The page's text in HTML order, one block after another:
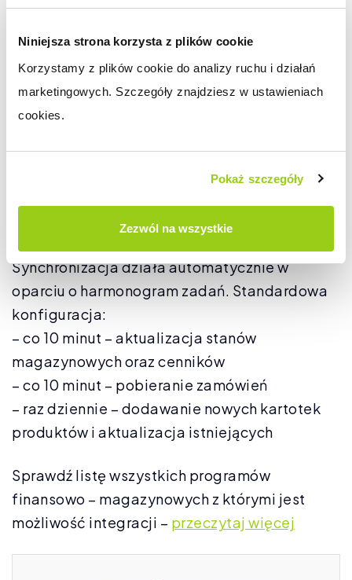
Niniejsza strona korzysta z plików cookie
Korzystamy z plików cookie do analizy ruchu i działań
marketingowych. Szczegóły znajdziesz w ustawieniach
cookies.
Pokaż szczegóły
Zezwól na wszystkie
– cennik (wybrany cennik)
b) Komunikacja: Sklep internetowy do Enova
– zamówienia (zamówione produkty, kartoteka
dodatkowe uwagi klienta)
na którym zainstalowany jest program Enova.
Synchronizacja działa automatycznie w
oparciu o harmonogram zadań. Standardowa
konfiguracja:
– co 10 minut – aktualizacja stanów
magazynowych oraz cenników
– co 10 minut – pobieranie zamówień
– raz dziennie – dodawanie nowych kartotek
produktów i aktualizacja istniejących
Sprawdź listę wszystkich programów
finansowo – magazynowych z którymi jest
możliwość integracji – przeczytaj więcej